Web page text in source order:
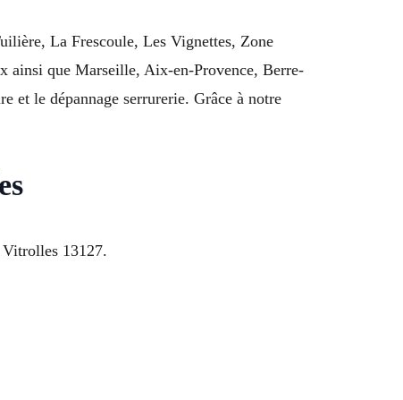
La Frescoule, Les Vignettes, Zone
ainsi que Marseille, Aix-en-Provence, Berre-
et le dépannage serrurerie. Grâce à notre
Vitrolles 13127.